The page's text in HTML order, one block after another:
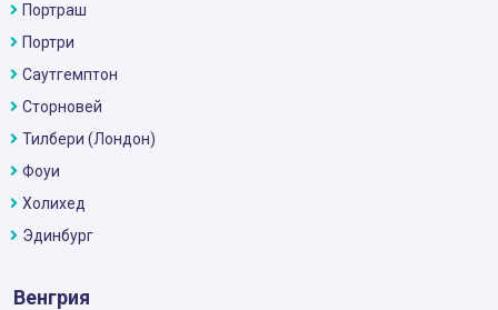
Портраш
Портри
Саутгемптон
Сторновей
Тилбери (Лондон)
Фоуи
Холихед
Эдинбург
Венгрия